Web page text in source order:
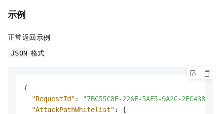
示例
正常返回示例
JSON 格式
{
"RequestId" :
"7BC55C8F-226E-5AF5-9A2C-
"AttackPathWhitelist" :
{